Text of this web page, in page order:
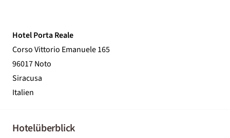
Hotel Porta Reale
Corso Vittorio Emanuele 165
96017 Noto
Siracusa
Italien
Hotelüberblick